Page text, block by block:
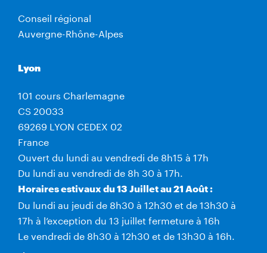
Conseil régional
Auvergne-Rhône-Alpes
Lyon
101 cours Charlemagne
CS 20033
69269 LYON CEDEX 02
France
Ouvert du lundi au vendredi de 8h15 à 17h
Du lundi au vendredi de 8h 30 à 17h.
Horaires estivaux du 13 Juillet au 21 Août :
Du lundi au jeudi de 8h30 à 12h30 et de 13h30 à
17h à l’exception du 13 juillet fermeture à 16h
Le vendredi de 8h30 à 12h30 et de 13h30 à 16h.